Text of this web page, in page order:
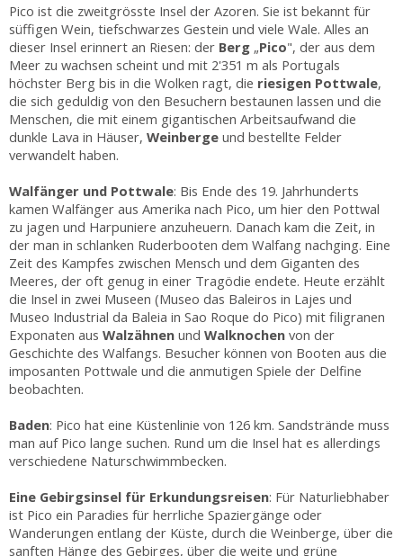
Pico ist die zweitgrösste Insel der Azoren. Sie ist bekannt für
süffigen Wein, tiefschwarzes Gestein und viele Wale. Alles an
dieser Insel erinnert an Riesen: der Berg „Pico", der aus dem
Meer zu wachsen scheint und mit 2'351 m als Portugals
höchster Berg bis in die Wolken ragt, die riesigen Pottwale,
die sich geduldig von den Besuchern bestaunen lassen und die
Menschen, die mit einem gigantischen Arbeitsaufwand die
dunkle Lava in Häuser, Weinberge und bestellte Felder
verwandelt haben.
Walfänger und Pottwale: Bis Ende des 19. Jahrhunderts
kamen Walfänger aus Amerika nach Pico, um hier den Pottwal
zu jagen und Harpuniere anzuheuern. Danach kam die Zeit, in
der man in schlanken Ruderbooten dem Walfang nachging. Eine
Zeit des Kampfes zwischen Mensch und dem Giganten des
Meeres, der oft genug in einer Tragödie endete. Heute erzählt
die Insel in zwei Museen (Museo das Baleiros in Lajes und
Museo Industrial da Baleia in Sao Roque do Pico) mit filigranen
Exponaten aus Walzähnen und Walknochen von der
Geschichte des Walfangs. Besucher können von Booten aus die
imposanten Pottwale und die anmutigen Spiele der Delfine
beobachten.
Baden: Pico hat eine Küstenlinie von 126 km. Sandstrände muss
man auf Pico lange suchen. Rund um die Insel hat es allerdings
verschiedene Naturschwimmbecken.
Eine Gebirgsinsel für Erkundungsreisen: Für Naturliebhaber
ist Pico ein Paradies für herrliche Spaziergänge oder
Wanderungen entlang der Küste, durch die Weinberge, über die
sanften Hänge des Gebirges, über die weite und grüne